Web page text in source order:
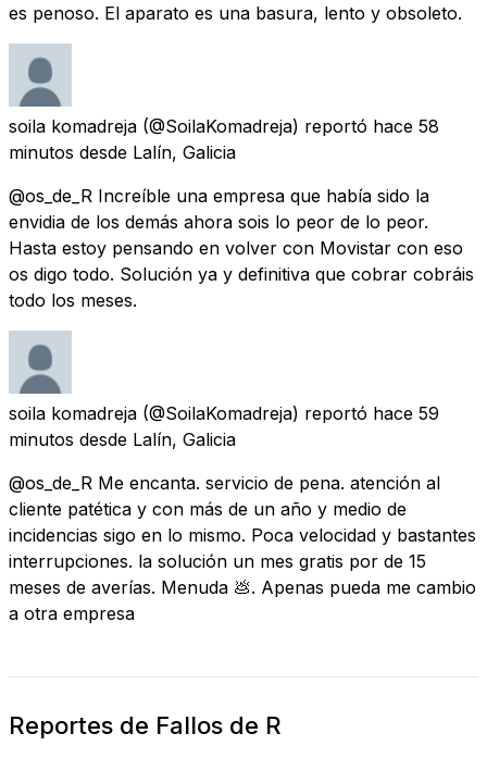
es penoso. El aparato es una basura, lento y obsoleto.
soila komadreja (@SoilaKomadreja) reportó hace 58
minutos desde Lalín, Galicia
@os_de_R Increíble una empresa que había sido la
envidia de los demás ahora sois lo peor de lo peor.
Hasta estoy pensando en volver con Movistar con eso
os digo todo. Solución ya y definitiva que cobrar cobráis
todo los meses.
soila komadreja (@SoilaKomadreja) reportó hace 59
minutos desde Lalín, Galicia
@os_de_R Me encanta. servicio de pena. atención al
cliente patética y con más de un año y medio de
incidencias sigo en lo mismo. Poca velocidad y bastantes
interrupciones. la solución un mes gratis por de 15
meses de averías. Menuda 💩. Apenas pueda me cambio
a otra empresa
Reportes de Fallos de R